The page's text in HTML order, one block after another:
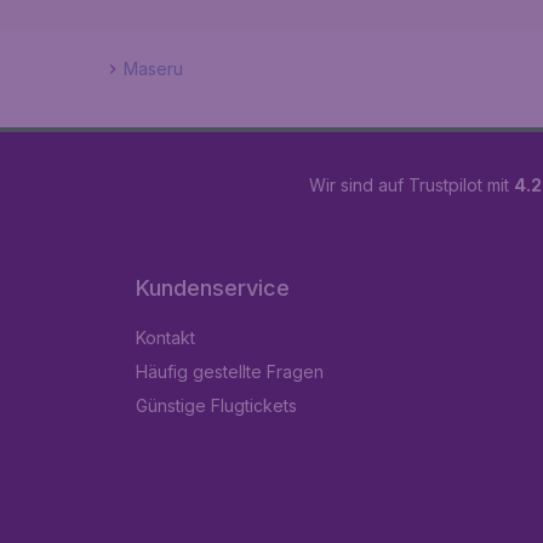
Maseru
Wir sind auf Trustpilot mit
Kundenservice
Kontakt
Häufig gestellte Fragen
Günstige Flugtickets